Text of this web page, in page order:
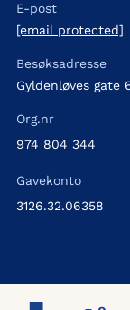
E-post
[email protected]
Besøksadresse
Gyldenløves gate
Org.nr
974 804 344
Gavekonto
3126.32.06358